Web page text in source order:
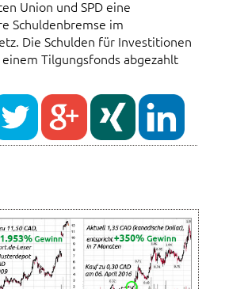
Union und SPD eine
Schuldenbremse im
Die Schulden für Investitionen
Tilgungsfonds abgezahlt